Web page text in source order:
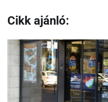
Cikk ajánló: